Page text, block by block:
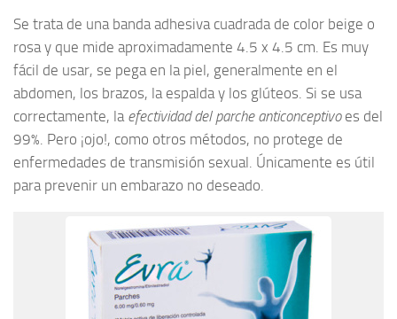
Se trata de una banda adhesiva cuadrada de color beige o
rosa y que mide aproximadamente 4.5 x 4.5 cm. Es muy
fácil de usar, se pega en la piel, generalmente en el
abdomen, los brazos, la espalda y los glúteos. Si se usa
correctamente, la efectividad del parche anticonceptivoes del
99%. Pero ¡ojo!, como otros métodos, no protege de
enfermedades de transmisión sexual. Únicamente es útil
para prevenir un embarazo no deseado.